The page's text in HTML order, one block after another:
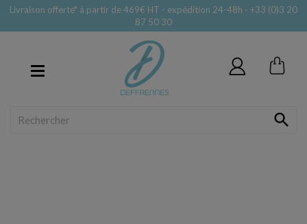
Livraison offerte* à partir de 469€ HT - expédition 24-48h - +33 (0)3 20
87 50 30
